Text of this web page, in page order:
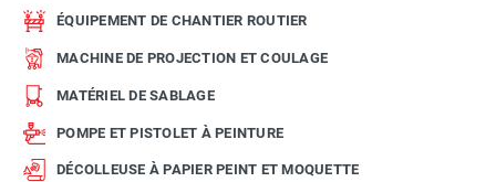
ÉQUIPEMENT DE CHANTIER ROUTIER
MACHINE DE PROJECTION ET COULAGE
MATÉRIEL DE SABLAGE
POMPE ET PISTOLET À PEINTURE
DÉCOLLEUSE À PAPIER PEINT ET MOQUETTE